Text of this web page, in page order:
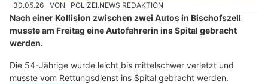
30.05.26 VON POLIZEI.NEWS REDAKTION
Nach einer Kollision zwischen zwei Autos in Bischofszell
musste am Freitag eine Autofahrerin ins Spital gebracht
werden.
Die 54-Jährige wurde leicht bis mittelschwer verletzt und
musste vom Rettungsdienst ins Spital gebracht werden.